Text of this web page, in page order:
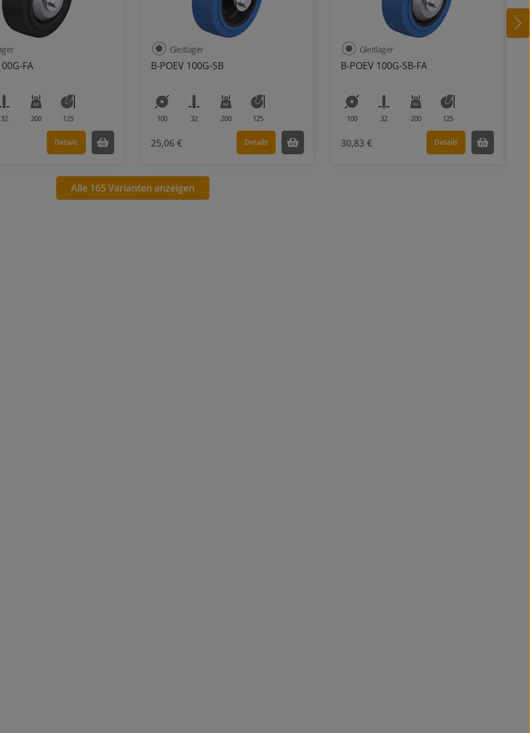
FA
32 200 125
Details
B-POEV 100G-SB
Gleitlager
100 32 200 125
25,06 € Details
B-POEV 100G-SB-FA
Gleitlager
100 32 200 125
30,83 € Details
Alle 165 Varianten anzeigen